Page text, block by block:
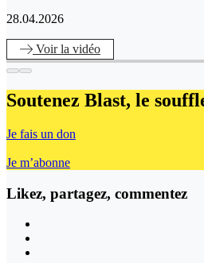
28.04.2026
Voirla vidéo
Soutenez Blast, le
Je fais un don
Je m’abonne
Likez, partagez, commentez